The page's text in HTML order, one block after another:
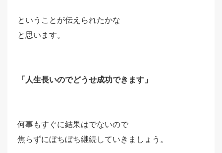
ということが伝えられたかな
と思います。
「人生長いのでどうせ成功できます」
何事もすぐに結果はでないので
焦らずにぼちぼち継続していきましょう。